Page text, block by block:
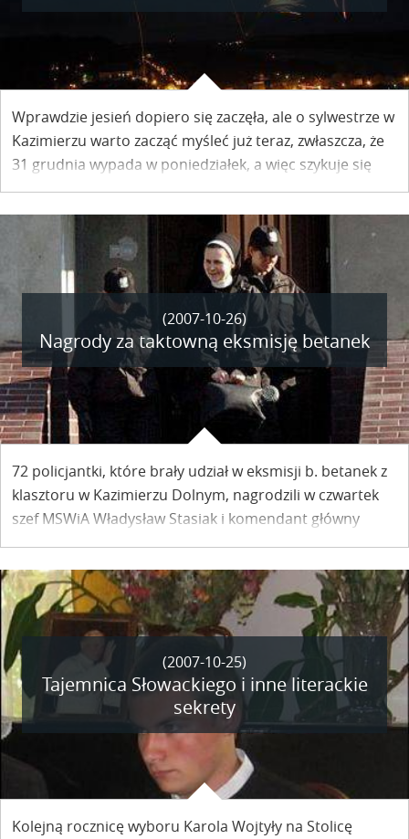
Wprawdzie jesień dopiero się zaczęła, ale o sylwestrze w
Kazimierzu warto zacząć myśleć już teraz, zwłaszcza, że
31 grudnia wypada w poniedziałek, a więc szykuje się
sylwestrowo – noworoczny długi weekend.
(2007-10-26)
Nagrody za taktowną eksmisję betanek
72 policjantki, które brały udział w eksmisji b. betanek z
klasztoru w Kazimierzu Dolnym, nagrodzili w czwartek
szef MSWiA Władysław Stasiak i komendant główny
policji Tadeusz Budzik.
(2007-10-25)
Tajemnica Słowackiego i inne literackie
sekrety
Kolejną rocznicę wyboru Karola Wojtyły na Stolicę